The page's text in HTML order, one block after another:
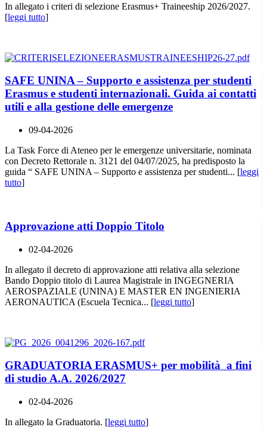
In allegato i criteri di selezione Erasmus+ Traineeship 2026/2027.
[leggi tutto]
SAFE UNINA – Supporto e assistenza per studenti
Erasmus e studenti internazionali. Guida ai contatti
utili e alla gestione delle emergenze
09-04-2026
La Task Force di Ateneo per le emergenze universitarie, nominata
con Decreto Rettorale n. 3121 del 04/07/2025, ha predisposto la
guida “ SAFE UNINA – Supporto e assistenza per studenti... [leggi
tutto]
Approvazione atti Doppio Titolo
02-04-2026
In allegato il decreto di approvazione atti relativa alla selezione
Bando Doppio titolo di Laurea Magistrale in INGEGNERIA
AEROSPAZIALE (UNINA) E MASTER EN INGENIERIA
AERONAUTICA (Escuela Tecnica... [leggi tutto]
GRADUATORIA ERASMUS+ per mobilità a fini
di studio A.A. 2026/2027
02-04-2026
In allegato la Graduatoria. [leggi tutto]